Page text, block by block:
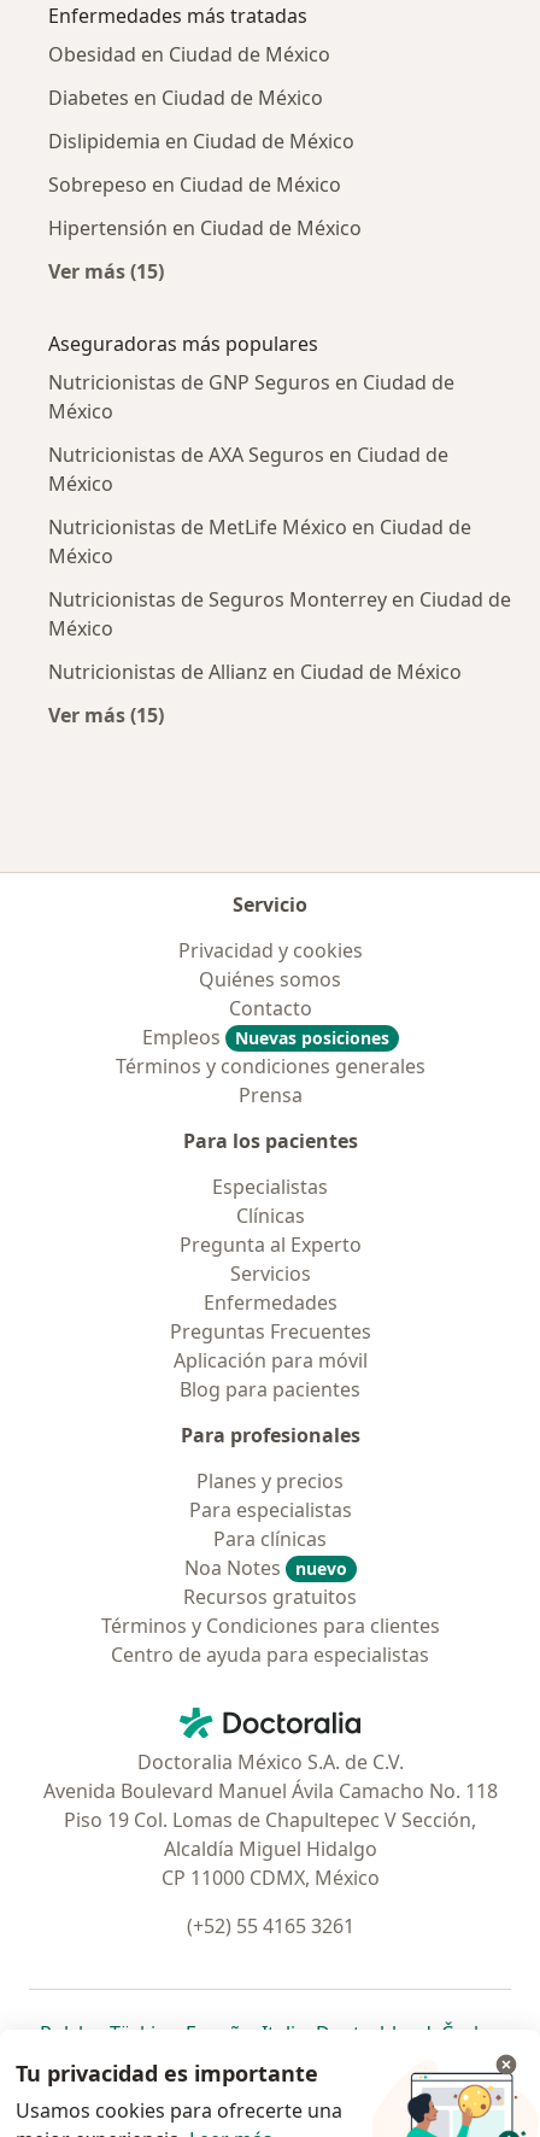
Enfermedades más tratadas
Obesidad en Ciudad de México
Diabetes en Ciudad de México
Dislipidemia en Ciudad de México
Sobrepeso en Ciudad de México
Hipertensión en Ciudad de México
Ver más (15)
Aseguradoras más populares
Nutricionistas de GNP Seguros en Ciudad de
México
Nutricionistas de AXA Seguros en Ciudad de
México
Nutricionistas de MetLife México en Ciudad de
México
Nutricionistas de Seguros Monterrey en Ciudad de
México
Nutricionistas de Allianz en Ciudad de México
Ver más (15)
Servicio
Privacidad y cookies
Quiénes somos
Contacto
Empleos
Nuevas posiciones
Términos y condiciones generales
Prensa
Para los pacientes
Especialistas
Clínicas
Pregunta al Experto
Servicios
Enfermedades
Preguntas Frecuentes
Aplicación para móvil
Blog para pacientes
Para profesionales
Planes y precios
Para especialistas
Para clínicas
Noa Notes
nuevo
Recursos gratuitos
Términos y Condiciones para clientes
Centro de ayuda para especialistas
Doctoralia - Página de inicio
Doctoralia México S.A. de C.V.
Avenida Boulevard Manuel Ávila Camacho No. 118
Piso 19 Col. Lomas de Chapultepec V Sección,
Alcaldía Miguel Hidalgo
CP 11000 CDMX, México
(+52) 55 4165 3261
Polska se abre en una nueva pestaña
Türkiye se abre en una nueva pestaña
España se abre en una nueva pestaña
Italia se abre en una nueva
Deutschlandse abre en
Česko
Portugal
se abre en una nueva pestaña
México se abre en una nueva pestaña
Chile se abre en una nueva pestaña
Brasil se abre en una nueva
se abre en
se
se abre en una nueva
Tu privacidad es importante
Usamos cookies para ofrecerte una